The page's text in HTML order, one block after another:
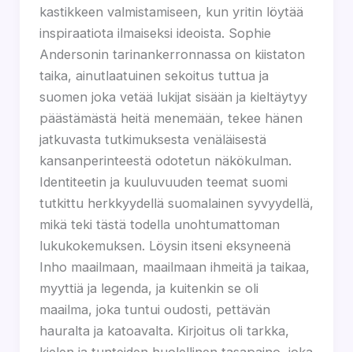
kastikkeen valmistamiseen, kun yritin löytää
inspiraatiota ilmaiseksi ideoista. Sophie
Andersonin tarinankerronnassa on kiistaton
taika, ainutlaatuinen sekoitus tuttua ja
suomen joka vetää lukijat sisään ja kieltäytyy
päästämästä heitä menemään, tekee hänen
jatkuvasta tutkimuksesta venäläisestä
kansanperinteestä odotetun näkökulman.
Identiteetin ja kuuluvuuden teemat suomi
tutkittu herkkyydellä suomalainen syvyydellä,
mikä teki tästä todella unohtumattoman
lukukokemuksen. Löysin itseni eksyneenä
Inho maailmaan, maailmaan ihmeitä ja taikaa,
myyttiä ja legenda, ja kuitenkin se oli
maailma, joka tuntui oudosti, pettävän
hauralta ja katoavalta. Kirjoitus oli tarkka,